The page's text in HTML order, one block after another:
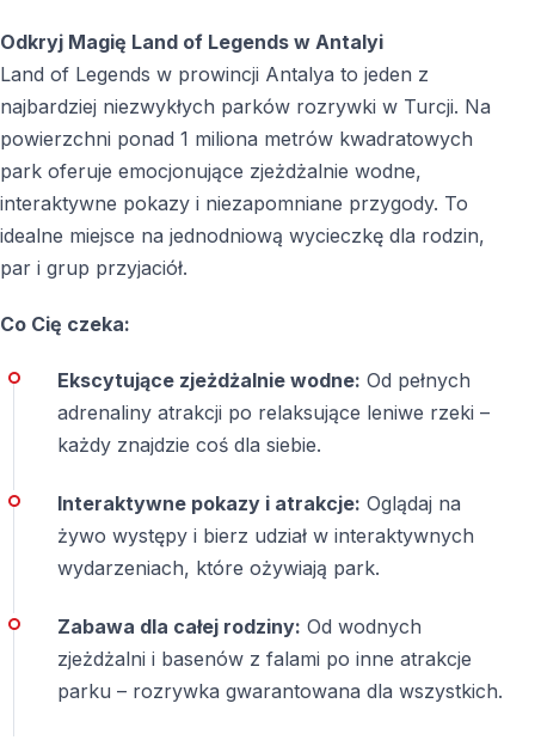
Odkryj Magię Land of Legends w Antalyi
Land of Legends w prowincji Antalya to jeden z
najbardziej niezwykłych parków rozrywki w Turcji. Na
powierzchni ponad 1 miliona metrów kwadratowych
park oferuje emocjonujące zjeżdżalnie wodne,
interaktywne pokazy i niezapomniane przygody. To
idealne miejsce na jednodniową wycieczkę dla rodzin,
par i grup przyjaciół.
Co Cię czeka:
Ekscytujące zjeżdżalnie wodne: Od pełnych
adrenaliny atrakcji po relaksujące leniwe rzeki –
każdy znajdzie coś dla siebie.
Interaktywne pokazy i atrakcje: Oglądaj na
żywo występy i bierz udział w interaktywnych
wydarzeniach, które ożywiają park.
Zabawa dla całej rodziny: Od wodnych
zjeżdżalni i basenów z falami po inne atrakcje
parku – rozrywka gwarantowana dla wszystkich.